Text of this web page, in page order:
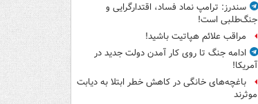
سندرز: ترامپ نماد فساد، اقتدارگرایی و
جنگ‌طلبی است!
مراقب علائم هپاتیت باشید!
ادامه جنگ تا روی کار آمدن دولت جدید در
آمریکا!
باغچه‌های خانگی در کاهش خطر ابتلا به دیابت
موثرند